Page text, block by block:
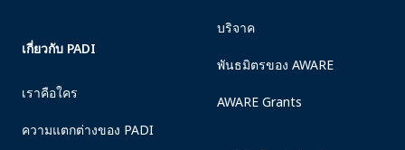
เกี่ยวกับ PADI
เราคือใคร
ความแตกต่างของ PADI
บริจาค
พันธมิตรของ AWARE
AWARE Grants